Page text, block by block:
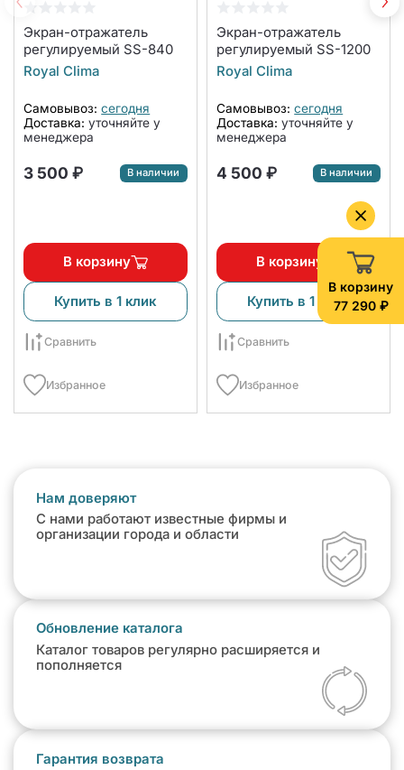
В корзину
77 290 ₽
Экран-отражатель
регулируемый SS-840
Royal Clima
Самовывоз: сегодня
Доставка: уточняйте у
менеджера
3 500 ₽ В наличии
В корзину
Купить в 1 клик
Сравнить
Избранное
Экран-отражатель
регулируемый SS-1200
Royal Clima
Самовывоз: сегодня
Доставка: уточняйте у
менеджера
4 500 ₽ В наличии
В корзину
Купить в 1 клик
Сравнить
Избранное
Нам доверяют
С нами работают известные фирмы и
организации города и области
Обновление каталога
Каталог товаров регулярно расширяется и
пополняется
Гарантия возврата